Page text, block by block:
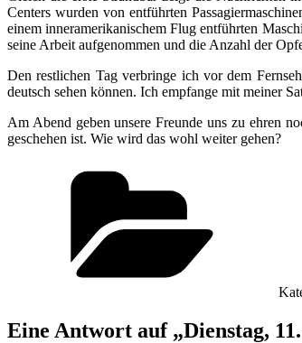
Centers wurden von entführten
einem inneramerikanischem Flug entführten
seine Arbeit aufgenommen und die Anzahl der
Den restlichen Tag verbringe ich vor dem
deutsch sehen können. Ich empfange mit meiner
Am Abend geben unsere Freunde uns zu ehren
geschehen ist. Wie wird das wohl weiter gehen?
Eine Antwort auf „Dienstag,